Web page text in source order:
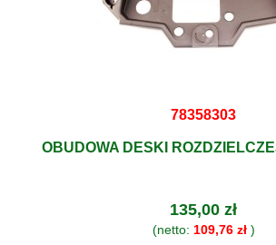
78358303
OBUDOWA DESKI
135,00 zł
(netto: 109,76 zł)